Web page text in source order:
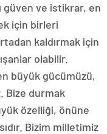
güven ve istikrar, en
için birleri
kaldırmak için
olabilir.
büyük gücümüzü,
Bize durmak
özelliği, önüne
Bizim milletimiz